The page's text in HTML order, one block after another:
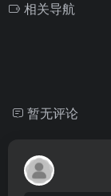
相关导航
暂无评论